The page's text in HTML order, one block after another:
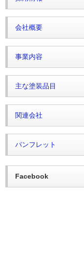
会社概要
事業内容
主な塗装品目
関連会社
パンフレット
Facebook